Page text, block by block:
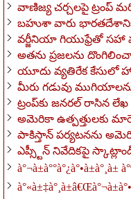
వాణిజ్య చర్చలపై ట్రంప్
బహుశా వారు
వర్జీనియా గియుఫ్రేతో
అతను ప్రజలను
యూదు వ్యతిరేక కేసులో
మీరు గడువు
ట్రంప్‌కు జనరల్ రాసిన
అమెరికా ఉత్పత్తులకు
పాకిస్తాన్ పర్యటనను
ఎప్స్టీన్ నివేదికపై
à°¬à±à°°à°¿à°•à±à°¸à±